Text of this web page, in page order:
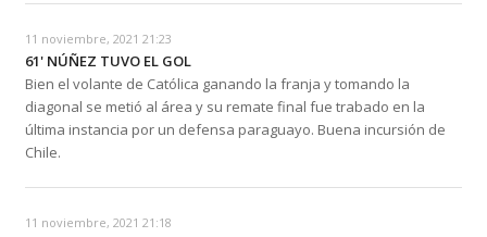
11 noviembre, 2021 21:23
61' NÚÑEZ TUVO EL GOL
Bien el volante de Católica ganando la franja y tomando la
diagonal se metió al área y su remate final fue trabado en la
última instancia por un defensa paraguayo. Buena incursión de
Chile.
11 noviembre, 2021 21:18